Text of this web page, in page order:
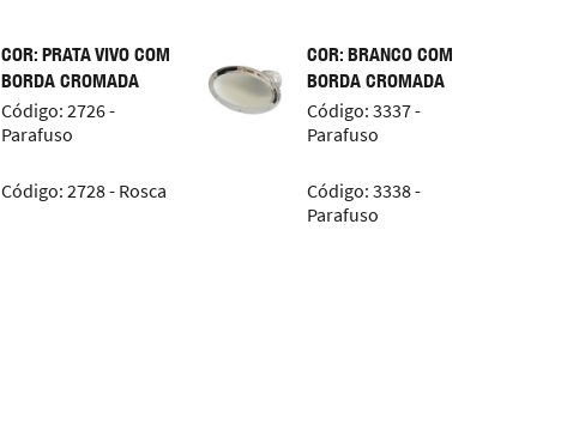
COR: PRATA VIVO COM
BORDA CROMADA
Código: 2726 -
Parafuso
Código: 2728 - Rosca
COR: BRANCO COM
BORDA CROMADA
Código: 3337 -
Parafuso
Código: 3338 -
Parafuso